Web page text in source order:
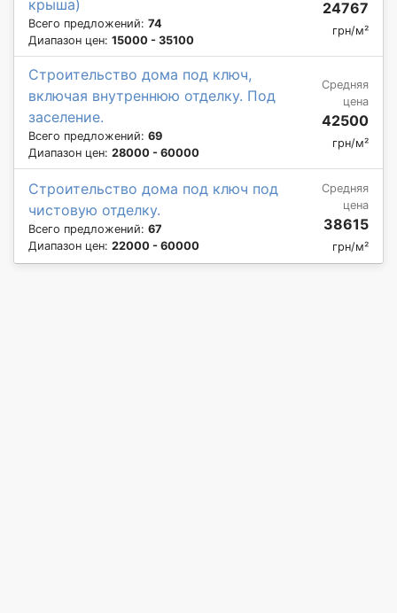
крыша)
Всего предложений: 74
Диапазон цен: 15000 - 35100
24767
грн/м²
Строительство дома под ключ,
включая внутреннюю отделку. Под
заселение.
Всего предложений: 69
Диапазон цен: 28000 - 60000
Средняя
цена
42500
грн/м²
Строительство дома под ключ под
чистовую отделку.
Всего предложений: 67
Диапазон цен: 22000 - 60000
Средняя
цена
38615
грн/м²